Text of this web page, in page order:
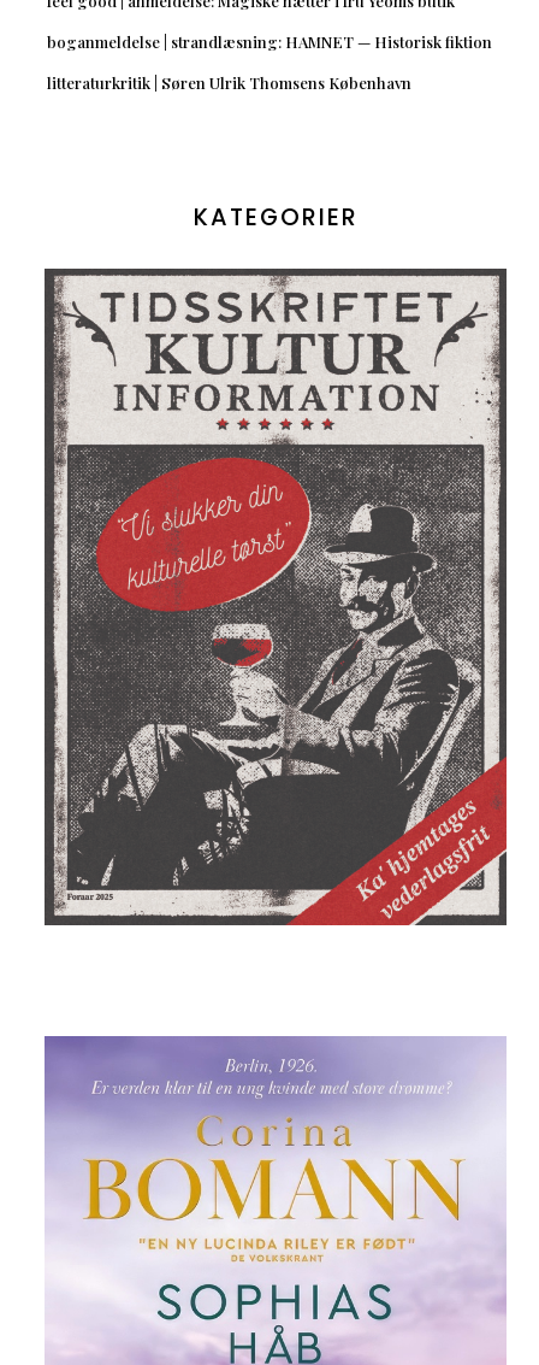
boganmeldelse | strandlæsning: HAMNET — Historisk fiktion
litteraturkritik | Søren Ulrik Thomsens København
KATEGORIER